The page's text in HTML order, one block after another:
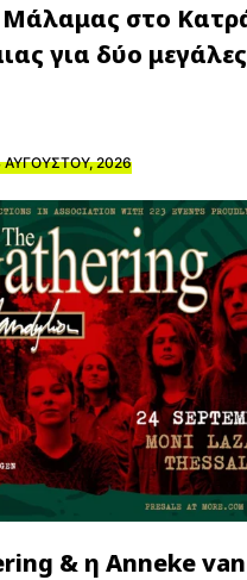
στο
για δύο μεγάλες
ΑΥΓΟΥΣΤΟΥ, 2026
& η Anneke van